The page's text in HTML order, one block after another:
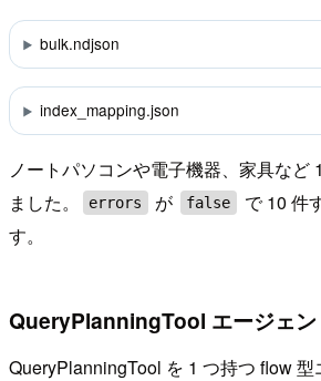
bulk.ndjson
index_mapping.json
ノートパソコンや電子機器、家具など
ました。
errors が false
で 10 件
す。
QueryPlanningTool エージェン
QueryPlanningTool を 1 つ持つ flow